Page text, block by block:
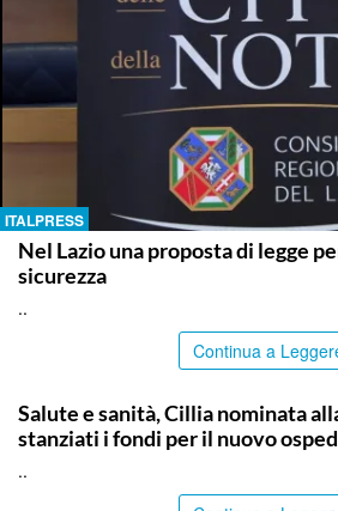
ITALPRESS
Nel Lazio una proposta di legge
sicurezza
..
Continua a
Salute e sanità, Cillia nominata
stanziati i fondi per il nuovo
..